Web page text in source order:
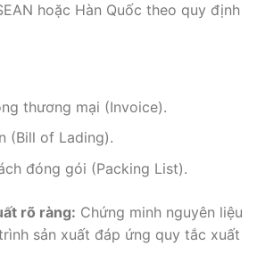
hoặc Hàn Quốc theo quy định
thương mại (Invoice).
(Bill of Lading).
đóng gói (Packing List).
rõ ràng: Chứng minh nguyên liệu
sản xuất đáp ứng quy tắc xuất